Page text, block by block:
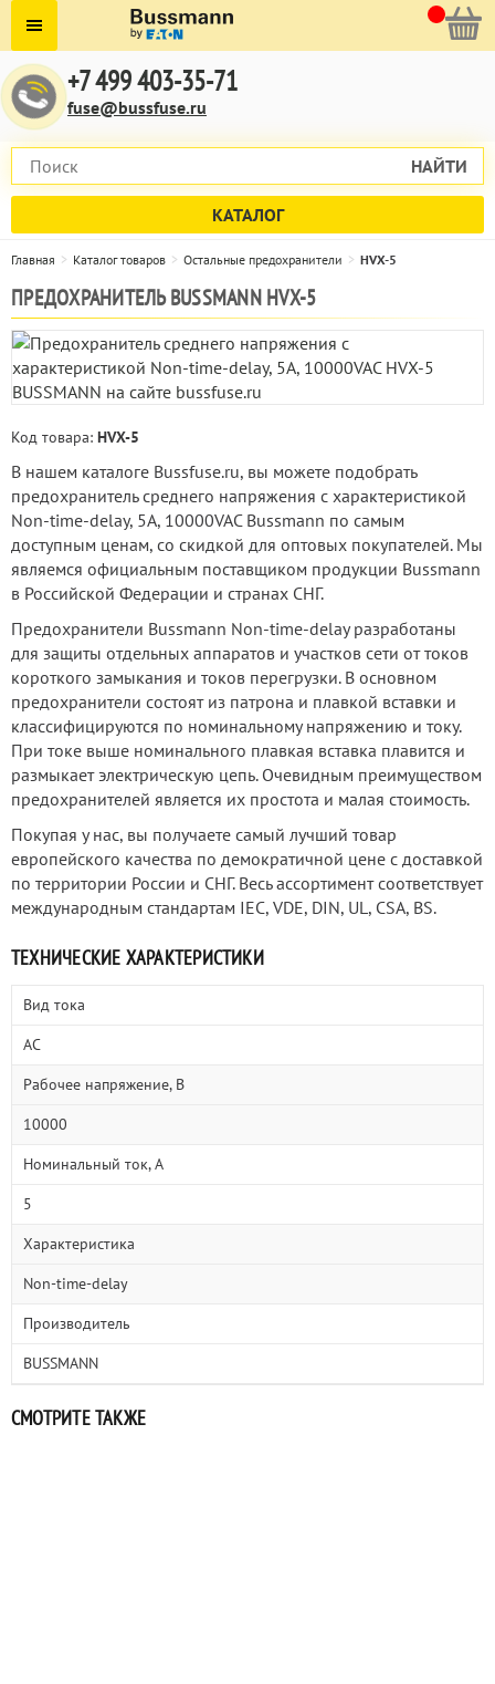
+7 499 403-35-71
fuse@bussfuse.ru
НАЙТИ
КАТАЛОГ
Главная Каталог товаров Остальные предохранители HVX-5
ПРЕДОХРАНИТЕЛЬ BUSSMANN HVX-5
Код товара: HVX-5
В нашем каталоге Bussfuse.ru, вы можете подобрать
предохранитель среднего напряжения с характеристикой
Non-time-delay, 5А, 10000VAC Bussmann по самым
доступным ценам, со скидкой для оптовых покупателей. Мы
являемся официальным поставщиком продукции Bussmann
в Российской Федерации и странах СНГ.
Предохранители Bussmann Non-time-delay разработаны
для защиты отдельных аппаратов и участков сети от токов
короткого замыкания и токов перегрузки. В основном
предохранители состоят из патрона и плавкой вставки и
классифицируются по номинальному напряжению и току.
При токе выше номинального плавкая вставка плавится и
размыкает электрическую цепь. Очевидным преимуществом
предохранителей является их простота и малая стоимость.
Покупая у нас, вы получаете самый лучший товар
европейского качества по демократичной цене с доставкой
по территории России и СНГ. Весь ассортимент соответствует
международным стандартам IEC, VDE, DIN, UL, CSA, BS.
ТЕХНИЧЕСКИЕ ХАРАКТЕРИСТИКИ
Вид тока
AC
Рабочее напряжение, В
10000
Номинальный ток, А
5
Характеристика
Non-time-delay
Производитель
BUSSMANN
СМОТРИТЕ ТАКЖЕ